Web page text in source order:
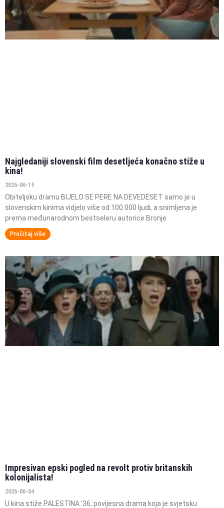
Najgledaniji slovenski film desetljeća konačno stiže u
kina!
2026-06-19
Obiteljsku dramu BIJELO SE PERE NA DEVEDESET samo je u
slovenskim kinima vidjelo više od 100.000 ljudi, a snimljena je
prema međunarodnom bestseleru autorice Bronje
Pročitaj više
Impresivan epski pogled na revolt protiv britanskih
kolonijalista!
2026-06-04
U kina stiže PALESTINA ’36, povijesna drama koja je svjetsku